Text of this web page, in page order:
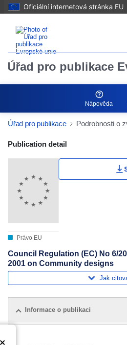
Oficiální internetová stránka EU
Úřad pro publikace
Nápověda
Úřad pro publikace Podrobnosti o
Publication Detail
Publication detail
Právo EU
Council Regulation (EC) No 6/
2001 on Community designs
Jak
Informace o publikaci